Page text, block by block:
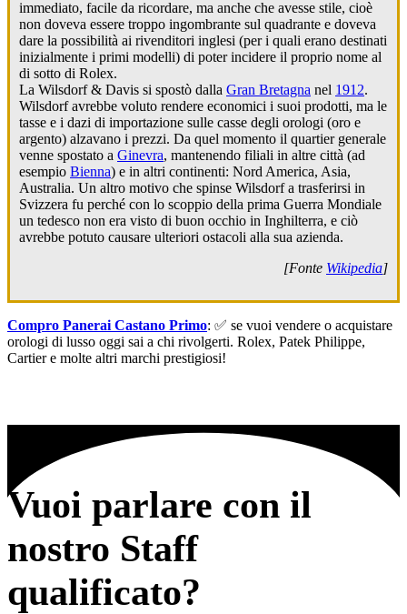
immediato, facile da ricordare, ma anche che avesse stile, cioè
non doveva essere troppo ingombrante sul quadrante e doveva
dare la possibilità ai rivenditori inglesi (per i quali erano destinati
inizialmente i primi modelli) di poter incidere il proprio nome al
di sotto di Rolex.
La Wilsdorf & Davis si spostò dalla Gran Bretagna nel 1912.
Wilsdorf avrebbe voluto rendere economici i suoi prodotti, ma le
tasse e i dazi di importazione sulle casse degli orologi (oro e
argento) alzavano i prezzi. Da quel momento il quartier generale
venne spostato a Ginevra, mantenendo filiali in altre città (ad
esempio Bienna) e in altri continenti: Nord America, Asia,
Australia. Un altro motivo che spinse Wilsdorf a trasferirsi in
Svizzera fu perché con lo scoppio della prima Guerra Mondiale
un tedesco non era visto di buon occhio in Inghilterra, e ciò
avrebbe potuto causare ulteriori ostacoli alla sua azienda.
[Fonte Wikipedia]
Compro Panerai Castano Primo: ✅ se vuoi vendere o acquistare
orologi di lusso oggi sai a chi rivolgerti. Rolex, Patek Philippe,
Cartier e molte altri marchi prestigiosi!
Vuoi parlare con il
nostro Staff
qualificato?